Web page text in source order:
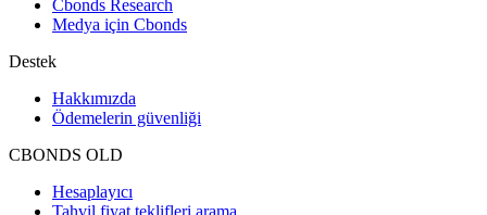
Cbonds Research
Medya için Cbonds
Destek
Hakkımızda
Ödemelerin güvenliği
CBONDS OLD
Hesaplayıcı